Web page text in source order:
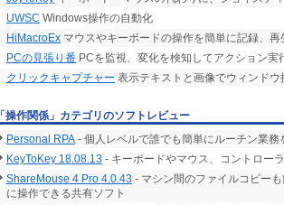
UWSC Windows操作の自動化
HiMacroEx マウスやキーボードの操作を簡単に記録、再
PCの見張り番 PCを監視、変化を検知してアクション実
クリックキャプチャー 表示テキストと画像でウィンド
「操作関係」カテゴリのソフトレビュー
Personal RPA - 個人レベルで誰でも簡単にルーチン業
KeyToKey 18.08.13 - キーボードやマウス、コントロー
ShareMouse 4 Pro 4.0.43 - マシン間のファイルコピー
に操作できる共有ソフト